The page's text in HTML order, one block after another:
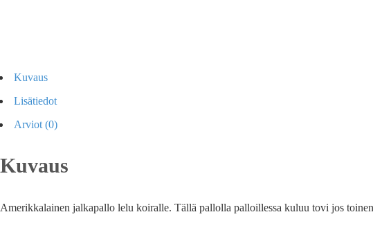
Kuvaus
Lisätiedot
Arviot (0)
Kuvaus
Amerikkalainen jalkapallo lelu koiralle. Tällä pallolla palloillessa kuluu tovi jos